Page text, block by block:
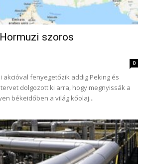
szoros
0
akcióval fenyegetőzik addig Peking és
dolgozott ki arra, hogy megnyissák a
békeidőben a világ kőolaj...